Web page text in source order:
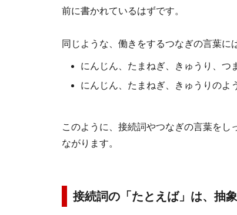
前に書かれているはずです。
同じような、働きをするつなぎの言葉に
にんじん、たまねぎ、きゅうり、つ
にんじん、たまねぎ、きゅうりのよ
このように、接続詞やつなぎの言葉を
ながります。
接続詞の「たとえば」は、抽